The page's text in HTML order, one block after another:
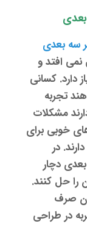
سه بعدی
افتد و
دارد. کسانی
تجربه
مشکلات
خوبی برای
دارند. در
دچار
را حل کنند.
صرف
در طراحی